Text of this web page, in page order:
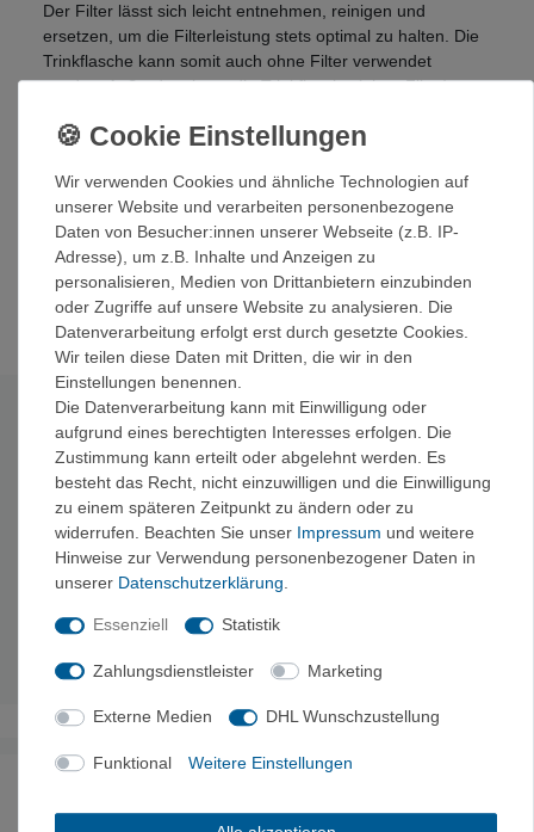
Der Filter lässt sich leicht entnehmen, reinigen und
ersetzen, um die Filterleistung stets optimal zu halten. Die
Trinkflasche kann somit auch ohne Filter verwendet
werden. Außerdem kann die Trinkflasche (ohne Filter)
Kombination aus Trinkflasche und Wasserfilter
inkl. Trage- / Aufhängebügel
spülmaschinengeeignet
Technische Daten
Filterleistung:ca. 4000 L
Gewicht:278 g
Material:Flasche Tritan und Silikon, Filter ACF
Volumen: 1 Liter
Porengröße:0,1 micron
Leistung:500 ml / Minute
Wir verwenden Cookies und ähnliche Technologien auf
unserer Website und verarbeiten personenbezogene
Daten von Besucher:innen unserer Webseite (z.B. IP-
Adresse), um z.B. Inhalte und Anzeigen zu
personalisieren, Medien von Drittanbietern einzubinden
oder Zugriffe auf unsere Website zu analysieren. Die
Datenverarbeitung erfolgt erst durch gesetzte Cookies.
Wir teilen diese Daten mit Dritten, die wir in den
Einstellungen benennen.
Die Datenverarbeitung kann mit Einwilligung oder
aufgrund eines berechtigten Interesses erfolgen. Die
Zustimmung kann erteilt oder abgelehnt werden. Es
besteht das Recht, nicht einzuwilligen und die Einwilligung
zu einem späteren Zeitpunkt zu ändern oder zu
widerrufen. Beachten Sie unser Impressum und weitere
Hinweise zur Verwendung personenbezogener Daten in
unserer Daten­schutz­erklärung.
Essenziell Statistik
Zahlungsdienstleister Marketing
Externe Medien DHL Wunschzustellung
Funktional Weitere Einstellungen